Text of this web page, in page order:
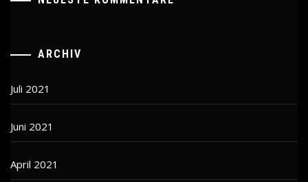
ARCHIV
Juli 2021
Juni 2021
April 2021